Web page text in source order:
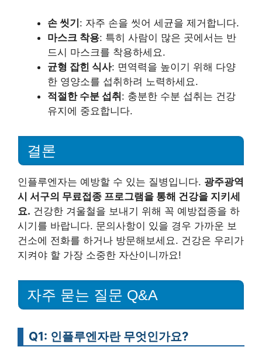
손 씻기 : 자주 손을 씻어 세균을 제거합니다.
마스크 착용: 특히 사람이 많은 곳에서는 반
드시 마스크를 착용하세요.
균형 잡힌 식사: 면역력을 높이기 위해 다양
한 영양소를 섭취하려 노력하세요.
적절한 수분 섭취 : 충분한 수분 섭취는 건강
유지에 중요합니다.
결론
인플루엔자는 예방할 수 있는 질병입니다. 광주광역
시 서구의 무료접종 프로그램을 통해 건강을 지키세
요. 건강한 겨울철을 보내기 위해 꼭 예방접종을 하
시기를 바랍니다. 문의사항이 있을 경우 가까운 보
건소에 전화를 하거나 방문해보세요. 건강은 우리가
지켜야 할 가장 소중한 자산이니까요!
자주 묻는 질문 Q&A
Q1: 인플루엔자란 무엇인가요?